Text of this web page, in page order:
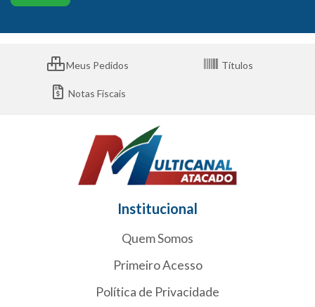
Meus Pedidos Títulos
Notas Fiscais
Institucional
Quem Somos
Primeiro Acesso
Política de Privacidade